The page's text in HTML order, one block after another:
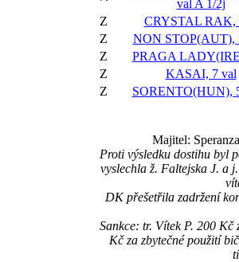
val A 1/2j
Z
CRYSTAL RAK,
Z
NON STOP(AUT),
Z
PRAGA
Z
KASAI, 7 val
Z
SORENTO(HUN),
Majitel:
Proti výsledku dostihu byl
vyslechla ž. Faltejska J. a
DK přešetřila zadržení
Sankce: tr. Vítek P. 200
Kč za zbytečné použití